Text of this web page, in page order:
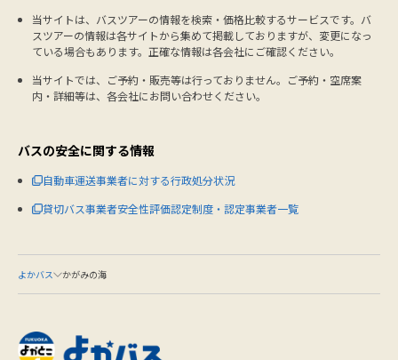
当サイトは、バスツアーの情報を検索・価格比較するサービスです。バ
スツアーの情報は各サイトから集めて掲載しておりますが、変更になっ
ている場合もあります。正確な情報は各会社にご確認ください。
当サイトでは、ご予約・販売等は行っておりません。ご予約・空席案
内・詳細等は、各会社にお問い合わせください。
バスの安全に関する情報
自動車運送事業者に対する行政処分状況
貸切バス事業者安全性評価認定制度・認定事業者一覧
よかバス かがみの海